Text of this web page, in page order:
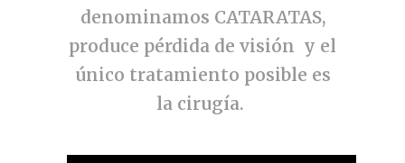
denominamos CATARATAS,
produce pérdida de visión y el
único tratamiento posible es
la cirugía.